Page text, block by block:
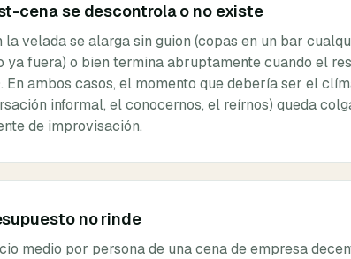
cena se descontrola o no existe
la velada se alarga sin guion (copas en un bar
ya fuera) o bien termina abruptamente cuando el
En ambos casos, el momento que debería ser el
informal, el conocernos, el reírnos) queda
de improvisación.
no rinde
medio por persona de una cena de empresa